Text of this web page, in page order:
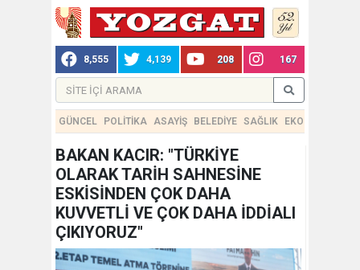
8,555 4,139 208 167
GÜNCEL POLİTİKA ASAYİŞ BELEDİYE SAĞLIK EKONOMİ
BAKAN KACIR: "TÜRKİYE
OLARAK TARİH SAHNESİNE
ESKİSİNDEN ÇOK DAHA
KUVVETLİ VE ÇOK DAHA İDDİALI
ÇIKIYORUZ"